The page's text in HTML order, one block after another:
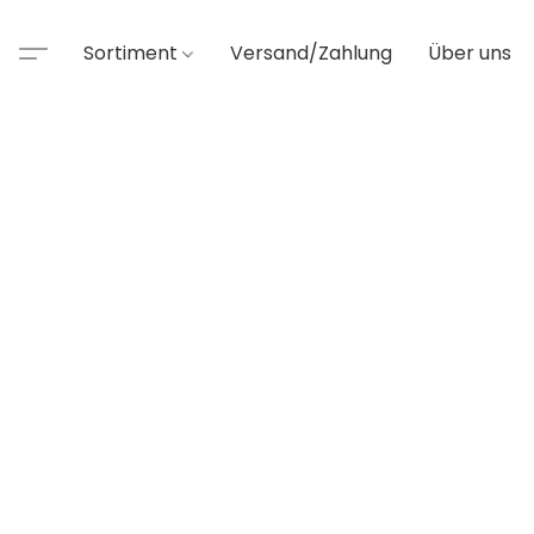
Sortiment Versand/Zahlung Über uns